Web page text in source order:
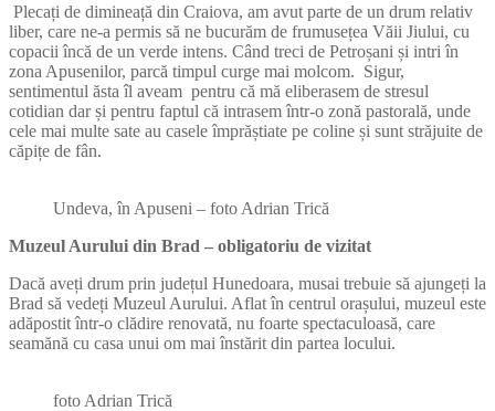
Plecați de dimineață din Craiova, am avut parte de un drum relativ
liber, care ne-a permis să ne bucurăm de frumusețea Văii Jiului, cu
copacii încă de un verde intens. Când treci de Petroșani și intri în
zona Apusenilor, parcă timpul curge mai molcom. Sigur,
sentimentul ăsta îl aveam pentru că mă eliberasem de stresul
cotidian dar și pentru faptul că intrasem într-o zonă pastorală, unde
cele mai multe sate au casele împrăștiate pe coline și sunt străjuite de
căpițe de fân.
Undeva, în Apuseni – foto Adrian Trică
Muzeul Aurului din Brad – obligatoriu de vizitat
Dacă aveți drum prin județul Hunedoara, musai trebuie să ajungeți la
Brad să vedeți Muzeul Aurului. Aflat în centrul orașului, muzeul este
adăpostit într-o clădire renovată, nu foarte spectaculoasă, care
seamănă cu casa unui om mai înstărit din partea locului.
foto Adrian Trică